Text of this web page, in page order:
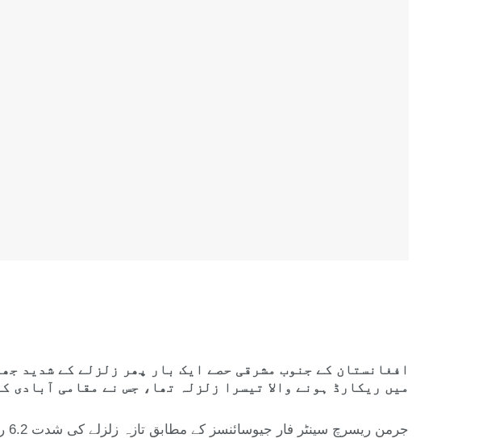
افغانستان کے جنوب مشرقی حصے ایک بار پھر زلزلے کے شدید
میں ریکارڈ ہونے والا تیسرا زلزلہ تھا، جس نے مقامی آبادی